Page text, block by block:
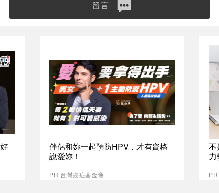
留言
伴侶和妳一起預防HPV，才有資格
說愛妳！
PR 台灣癌症基金會
不